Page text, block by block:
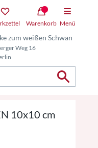
Warenkorb Menü
zum weißen Schwan
Weg 16
10x10 cm